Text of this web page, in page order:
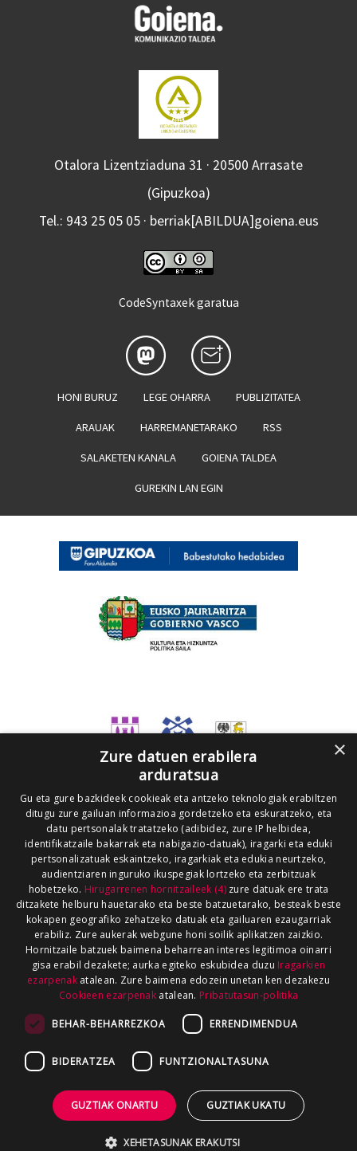
Otalora Lizentziaduna 31 · 20500 Arrasate
(Gipuzkoa)
Tel.: 943 25 05 05 · berriak[ABILDUA]goiena.eus
CodeSyntaxek garatua
HONI BURUZ LEGE OHARRA PUBLIZITATEA
ARAUAK HARREMANETARAKO RSS
SALAKETEN KANALA GOIENA TALDEA
GUREKIN LAN EGIN
×
Zure datuen erabilera
arduratsua
Gu eta gure bazkideek cookieak eta antzeko teknologiak erabiltzen
ditugu zure gailuan informazioa gordetzeko eta eskuratzeko, eta
datu pertsonalak tratatzeko (adibidez, zure IP helbidea,
identifikatzaile bakarrak eta nabigazio-datuak), iragarki eta eduki
pertsonalizatuak eskaintzeko, iragarkiak eta edukia neurtzeko,
audientziaren inguruko ikuspegiak lortzeko eta zerbitzuak
hobetzeko. Hirugarrenen hornitzaileek (4)zure datuak ere trata
ditzakete helburu hauetarako eta beste batzuetarako, besteak beste
kokapen geografiko zehatzeko datuak eta gailuaren ezaugarriak
erabiliz. Zure aukerak webgune honi soilik aplikatzen zaizkio.
Hornitzaile batzuek baimena beharrean interes legitimoa oinarri
gisa erabil dezakete; aurka egiteko eskubidea duzu Iragarkien
ezarpenakatalean. Zure baimena edozein unetan ken dezakezu
Cookieen ezarpenak atalean. Pribatutasun-politika
BEHAR-BEHARREZKOA ERRENDIMENDUA
BIDERATZEA FUNTZIONALTASUNA
GUZTIAK ONARTU GUZTIAK UKATU
XEHETASUNAK ERAKUTSI